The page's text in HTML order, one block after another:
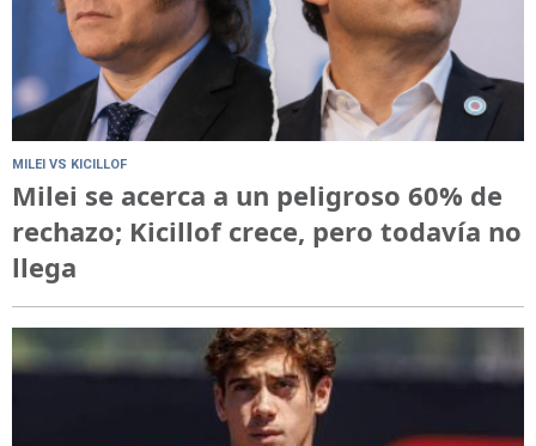
MILEI VS KICILLOF
Milei se acerca a un peligroso 60% de
rechazo; Kicillof crece, pero todavía no
llega